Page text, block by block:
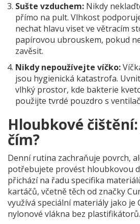
Sušte vzduchem: Nikdy
přímo na pult. Vlhkost
nechat hlavu viset ve větracím
papírovou ubrouskem, pokud
zavěsit.
Nikdy nepoužívejte víčko:
jsou hygienická katastrofa.
vlhký prostor, kde bakterie
použijte tvrdé pouzdro s
Hloubkové čištění:
čím?
Denní rutina zachraňuje povrch,
potřebujete provést hloubkovou
přichází na řadu specifika
kartáčů, včetně těch od značky
využívá speciální materiály jako je
nylonové vlákna bez plastifikátorů.